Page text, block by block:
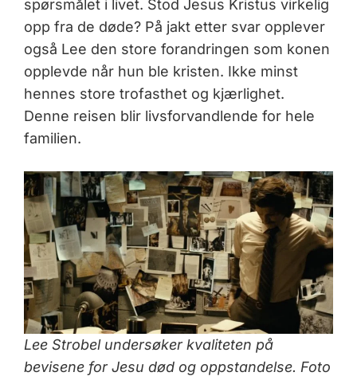
spørsmålet i livet. Stod Jesus Kristus virkelig
opp fra de døde? På jakt etter svar opplever
også Lee den store forandringen som konen
opplevde når hun ble kristen. Ikke minst
hennes store trofasthet og kjærlighet.
Denne reisen blir livsforvandlende for hele
familien.
Lee Strobel undersøker kvaliteten på
bevisene for Jesu død og oppstandelse. Foto